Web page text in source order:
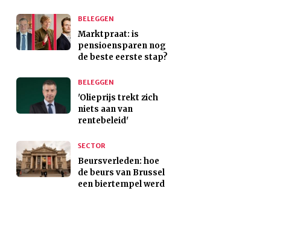
BELEGGEN
Marktpraat: is
pensioensparen nog
de beste eerste stap?
BELEGGEN
'Olieprijs trekt zich
niets aan van
rentebeleid'
SECTOR
Beursverleden: hoe
de beurs van Brussel
een biertempel werd